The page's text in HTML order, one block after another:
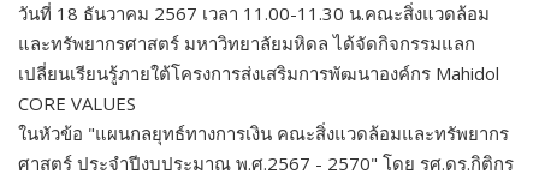
วันที่ 18 ธันวาคม 2567 เวลา 11.00-11.30 น.คณะสิ่งแวดล้อม
และทรัพยากรศาสตร์ มหาวิทยาลัยมหิดล ได้จัดกิจกรรมแลก
เปลี่ยนเรียนรู้ภายใต้โครงการส่งเสริมการพัฒนาองค์กร Mahidol
CORE VALUES
ในหัวข้อ "แผนกลยุทธ์ทางการเงิน คณะสิ่งแวดล้อมและทรัพยากร
ศาสตร์ ประจำปีงบประมาณ พ.ศ.2567 - 2570" โดย รศ.ดร.กิติกร